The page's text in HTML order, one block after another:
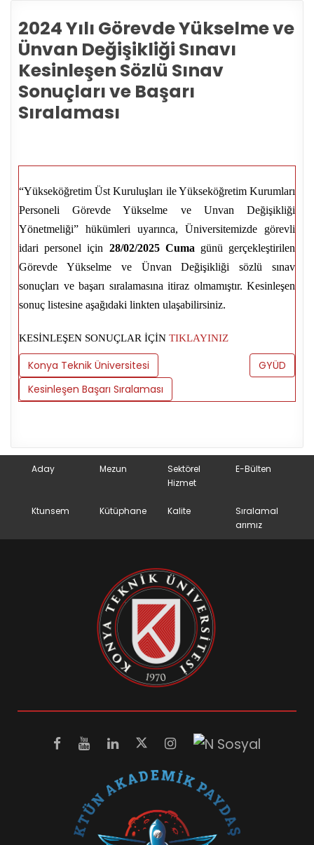
2024 Yılı Görevde Yükselme ve
Ünvan Değişikliği Sınavı
Kesinleşen Sözlü Sınav
Sonuçları ve Başarı
Sıralaması
“Yükseköğretim Üst Kuruluşları ile Yükseköğretim Kurumları
Personeli Görevde Yükselme ve Unvan Değişikliği
Yönetmeliği” hükümleri uyarınca, Üniversitemizde görevli
idari personel için 28/02/2025 Cumagünü gerçekleştirilen
Görevde Yükselme ve Ünvan Değişikliği sözlü sınav
sonuçları ve başarı sıralamasına itiraz olmamıştır. Kesinleşen
sonuç listesine aşağıdaki linkten ulaşabilirsiniz.
KESİNLEŞEN SONUÇLAR İÇİN TIKLAYINIZ
Konya Teknik Üniversitesi
GYÜD
Kesinleşen Başarı Sıralaması
Aday Mezun
Sektörel
Hizmet
E-Bülten
Ktunsem Kütüphane Kalite
Sıralamal
arımız